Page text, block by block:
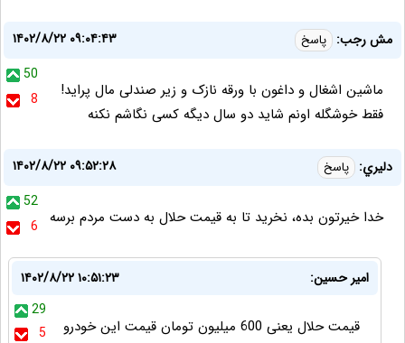
مش رجب: پاسخ
۱۴۰۲/۸/۲۲ ۰۹:۰۴:۴۳
50
8
ماشین اشغال و داغون با ورقه نازک و زیر صندلی مال پراید!
فقط خوشگله اونم شاید دو سال دیگه کسی نگاشم نکنه
دليري: پاسخ
۱۴۰۲/۸/۲۲ ۰۹:۵۲:۲۸
52
6
خدا خيرتون بده، نخريد تا به قيمت حلال به دست مردم برسه
امیر حسین:
۱۴۰۲/۸/۲۲ ۱۰:۵۱:۲۳
29
5
قیمت حلال یعنی 600 میلیون تومان قیمت این خودرو